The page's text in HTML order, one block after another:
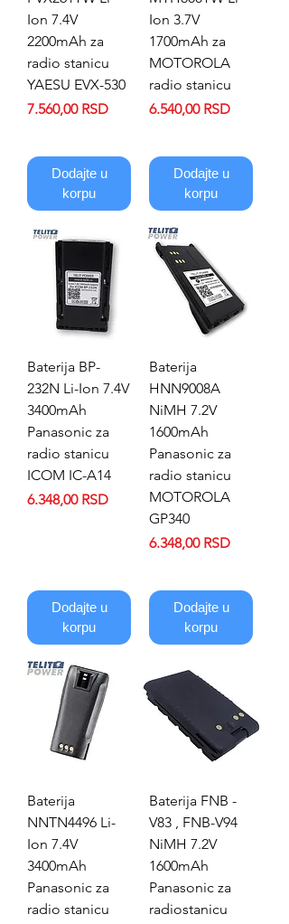
Ion 7.4V
2200mAh za
radio stanicu
YAESU EVX-530
Price
7.560,00 RSD
Dodajte u
korpu
Ion 3.7V
1700mAh za
MOTOROLA
radio stanicu
Price
6.540,00 RSD
Dodajte u
korpu
Baterija BP-
232N Li-Ion 7.4V
3400mAh
Panasonic za
radio stanicu
ICOM IC-A14
Price
6.348,00 RSD
Dodajte u
korpu
Baterija
HNN9008A
NiMH 7.2V
1600mAh
Panasonic za
radio stanicu
MOTOROLA
GP340
Price
6.348,00 RSD
Dodajte u
korpu
Baterija
NNTN4496 Li-
Ion 7.4V
3400mAh
Panasonic za
radio stanicu
Baterija FNB -
V83 , FNB-V94
NiMH 7.2V
1600mAh
Panasonic za
radiostanicu